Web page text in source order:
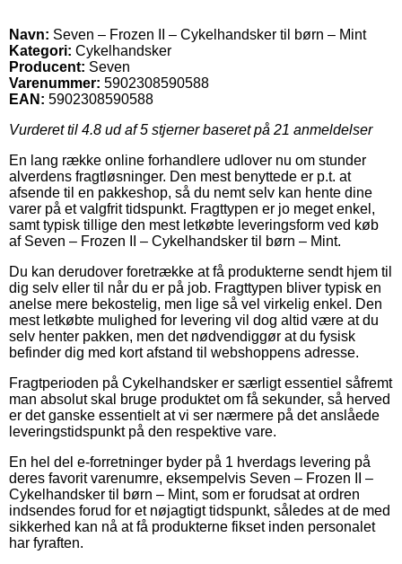
Navn: Seven – Frozen II – Cykelhandsker til børn – Mint
Kategori: Cykelhandsker
Producent: Seven
Varenummer: 5902308590588
EAN: 5902308590588
Vurderet til 4.8 ud af 5 stjerner baseret på 21 anmeldelser
En lang række online forhandlere udlover nu om stunder
alverdens fragtløsninger. Den mest benyttede er p.t. at
afsende til en pakkeshop, så du nemt selv kan hente dine
varer på et valgfrit tidspunkt. Fragttypen er jo meget enkel,
samt typisk tillige den mest letkøbte leveringsform ved køb
af Seven – Frozen II – Cykelhandsker til børn – Mint.
Du kan derudover foretrække at få produkterne sendt hjem til
dig selv eller til når du er på job. Fragttypen bliver typisk en
anelse mere bekostelig, men lige så vel virkelig enkel. Den
mest letkøbte mulighed for levering vil dog altid være at du
selv henter pakken, men det nødvendiggør at du fysisk
befinder dig med kort afstand til webshoppens adresse.
Fragtperioden på Cykelhandsker er særligt essentiel såfremt
man absolut skal bruge produktet om få sekunder, så herved
er det ganske essentielt at vi ser nærmere på det anslåede
leveringstidspunkt på den respektive vare.
En hel del e-forretninger byder på 1 hverdags levering på
deres favorit varenumre, eksempelvis Seven – Frozen II –
Cykelhandsker til børn – Mint, som er forudsat at ordren
indsendes forud for et nøjagtigt tidspunkt, således at de med
sikkerhed kan nå at få produkterne fikset inden personalet
har fyraften.